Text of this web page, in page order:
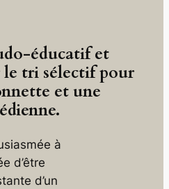
éducatif et
tri sélectif pour
et une
à
d’être
d’un